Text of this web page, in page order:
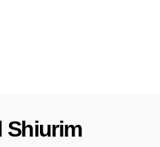
Shiurim